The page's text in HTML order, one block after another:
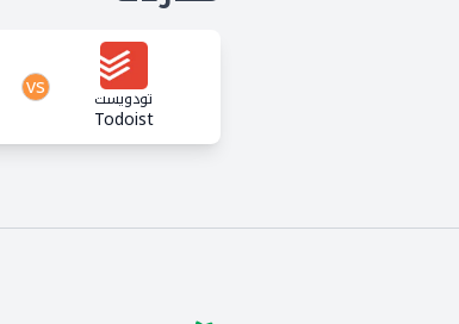
تودويست
Todoist
vs